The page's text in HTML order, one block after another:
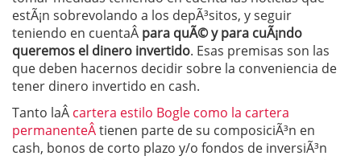
estÃ¡n sobrevolando a los depÃ³sitos, y seguir
teniendo en cuentaÂ para quÃ© y para cuÃ¡ndo
queremos el dinero invertido. Esas premisas son las
que deben hacernos decidir sobre la conveniencia de
tener dinero invertido en cash.
Tanto laÂ cartera estilo Bogle como la cartera
permanenteÂtienen parte de su composiciÃ³n en
cash, bonos de corto plazo y/o fondos de inversiÃ³n